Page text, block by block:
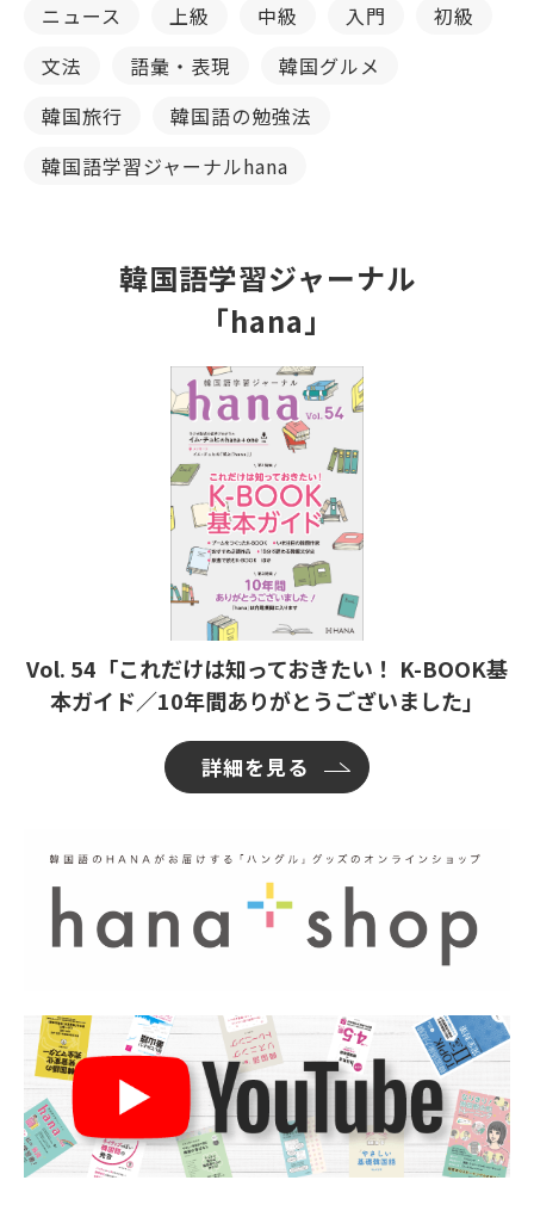
ニュース
上級 中級 入門
初級
文法
語彙・表現
韓国グルメ
韓国旅行
韓国語の勉強法
韓国語学習ジャーナルhana
韓国語学習ジャーナル
「hana」
Vol. 54「これだけは知っておきたい！ K-BOOK基
本ガイド／10年間ありがとうございました」
詳細を見る